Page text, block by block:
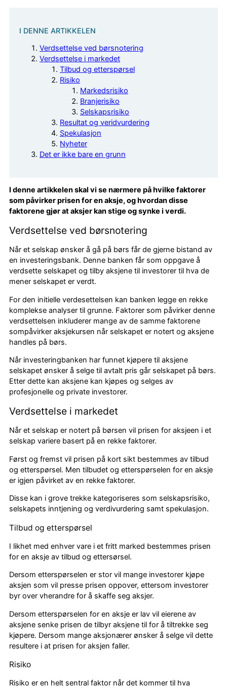
I DENNE ARTIKKELEN
Verdsettelse ved børsnotering
Verdsettelse i markedet
Tilbud og etterspørsel
Risiko
Markedsrisiko
Branjerisiko
Selskapsrisiko
Resultat og veridvurdering
Spekulasjon
Nyheter
Det er ikke bare en grunn
I denne artikkelen skal vi se nærmere på hvilke faktorer
som påvirker prisen for en aksje, og hvordan disse
faktorene gjør at aksjer kan stige og synke i verdi.
Verdsettelse ved børsnotering
Når et selskap ønsker å gå på børs får de gjerne bistand av
en investeringsbank. Denne banken får som oppgave å
verdsette selskapet og tilby aksjene til investorer til hva de
mener selskapet er verdt.
For den initielle verdesettelsen kan banken legge en rekke
komplekse analyser til grunne. Faktorer som påvirker denne
verdsettelsen inkluderer mange av de samme faktorene
sompåvirker aksjekursen når selskapet er notert og aksjene
handles på børs.
Når investeringbanken har funnet kjøpere til aksjene
selskapet ønsker å selge til avtalt pris går selskapet på børs.
Etter dette kan aksjene kan kjøpes og selges av
profesjonelle og private investorer.
Verdsettelse i markedet
Når et selskap er notert på børsen vil prisen for aksjeen i et
selskap variere basert på en rekke faktorer.
Først og fremst vil prisen på kort sikt bestemmes av tilbud
og etterspørsel. Men tilbudet og etterspørselen for en aksje
er igjen påvirket av en rekke faktorer.
Disse kan i grove trekke kategoriseres som selskapsrisiko,
selskapets inntjening og verdivurdering samt spekulasjon.
Tilbud og etterspørsel
I likhet med enhver vare i et fritt marked bestemmes prisen
for en aksje av tilbud og ettersørsel.
Dersom etterspørselen er stor vil mange investorer kjøpe
aksjen som vil presse prisen oppover, ettersom investorer
byr over vherandre for å skaffe seg aksjer.
Dersom etterspørselen for en aksje er lav vil eierene av
aksjene senke prisen de tilbyr aksjene til for å tiltrekke seg
kjøpere. Dersom mange aksjonærer ønsker å selge vil dette
resultere i at prisen for aksjen faller.
Risiko
Risiko er en helt sentral faktor når det kommer til hva